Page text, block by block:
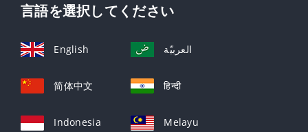
言語を選択してください
English العربيّة
简体中文 हिन्दी
Indonesia Melayu